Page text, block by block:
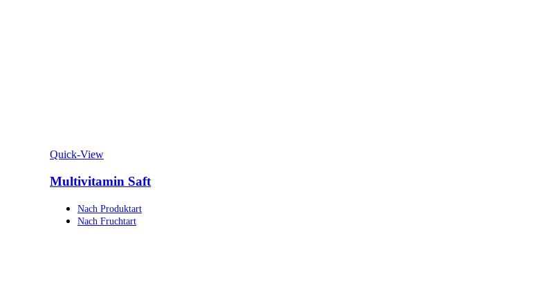
Quick-View
Multivitamin Saft
Nach Produktart
Nach Fruchtart